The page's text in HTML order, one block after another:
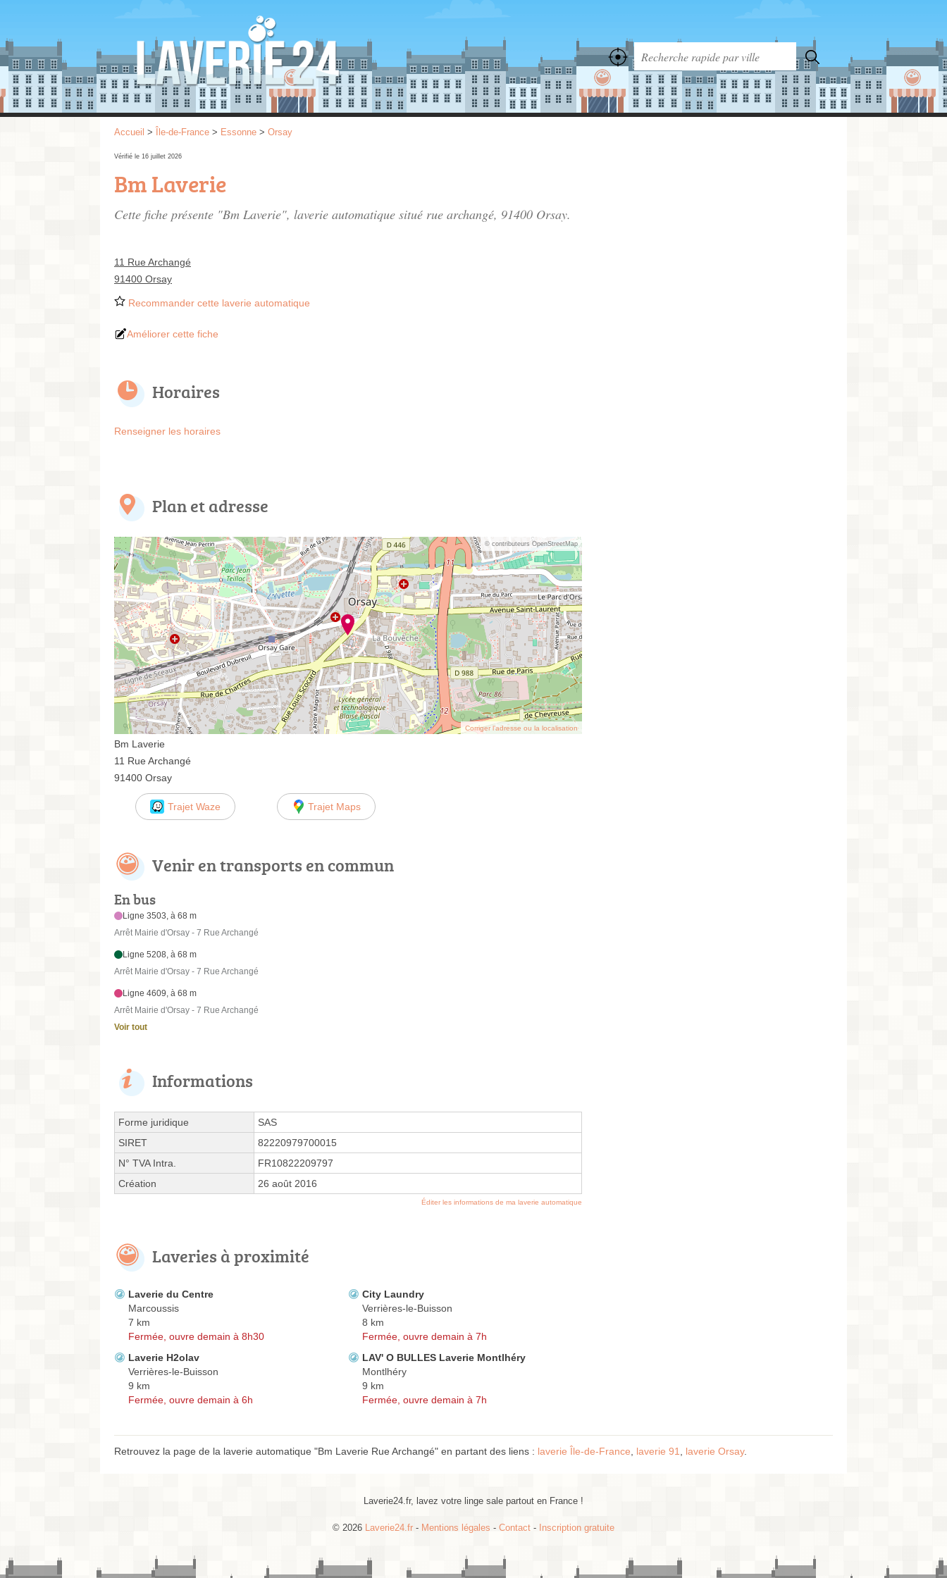
Accueil > Île-de-France > Essonne > Orsay
Vérifié le 16 juillet 2026
Bm Laverie
Cette fiche présente "Bm Laverie", laverie automatique situé rue archangé, 91400 Orsay.
11 Rue Archangé
91400 Orsay
Recommander cette laverie automatique
Améliorer cette fiche
Horaires
Renseigner les horaires
Plan et adresse
© contributeurs OpenStreetMap
Corriger l’adresse ou la localisation
Bm Laverie
11 Rue Archangé
91400 Orsay
Trajet Waze Trajet Maps
Venir en transports en commun
En bus
Ligne 3503, à 68 m
Arrêt Mairie d'Orsay - 7 Rue Archangé
Ligne 5208, à 68 m
Arrêt Mairie d'Orsay - 7 Rue Archangé
Ligne 4609, à 68 m
Arrêt Mairie d'Orsay - 7 Rue Archangé
Voir tout
Informations
Forme juridique
SAS
SIRET
82220979700015
N° TVA Intra.
FR10822209797
Création
26 août 2016
Éditer les informations de ma laverie automatique
Laveries à proximité
Laverie du Centre
Marcoussis
7 km
Fermée, ouvre demain à 8h30
City Laundry
Verrières-le-Buisson
8 km
Fermée, ouvre demain à 7h
Laverie H2olav
Verrières-le-Buisson
9 km
Fermée, ouvre demain à 6h
LAV' O BULLES Laverie Montlhéry
Montlhéry
9 km
Fermée, ouvre demain à 7h
Retrouvez la page de la laverie automatique "Bm Laverie Rue Archangé" en partant des liens : laverie Île-de-France, laverie 91, laverie Orsay.
Laverie24.fr, lavez votre linge sale partout en France !
© 2026 Laverie24.fr - Mentions légales - Contact - Inscription gratuite